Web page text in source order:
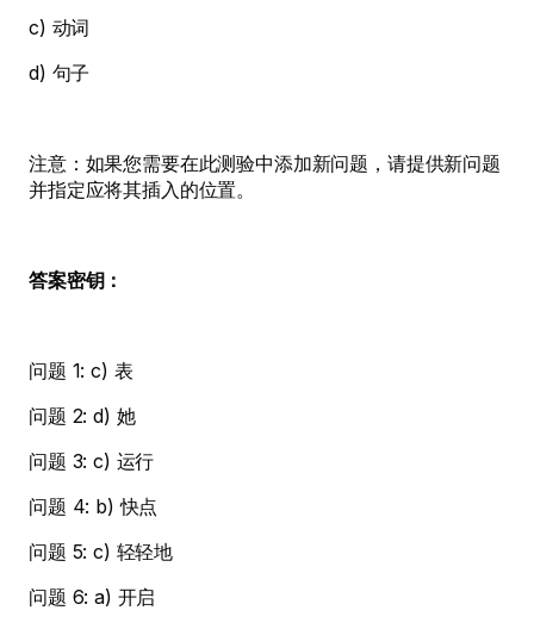
c) 动词
d) 句子
注意：如果您需要在此测验中添加新问题，请提供新问题
并指定应将其插入的位置。
答案密钥：
问题 1: c) 表
问题 2: d) 她
问题 3: c) 运行
问题 4: b) 快点
问题 5: c) 轻轻地
问题 6: a) 开启